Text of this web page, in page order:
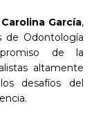
García,
de Odontología
de la
altamente
desafíos del